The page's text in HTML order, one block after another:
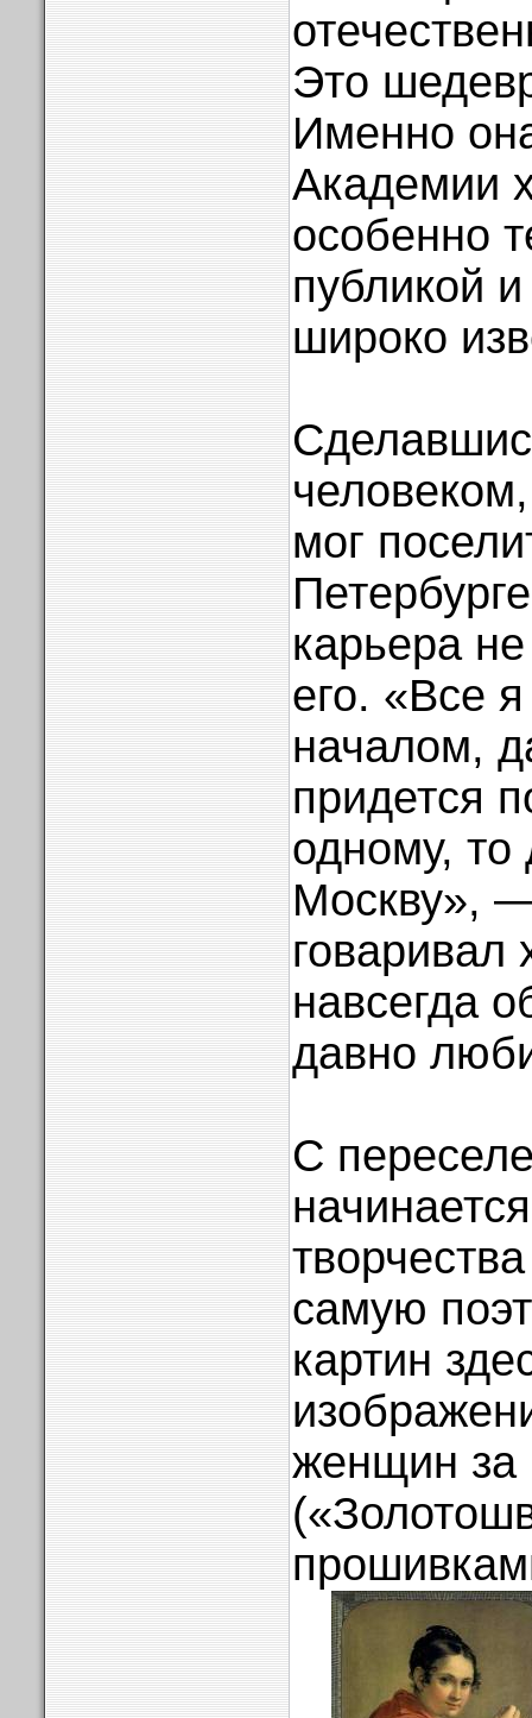
Это
Именно
Академии
особенно
публикой
широко
мог
карьера
его. «Все
началом,
придется
одному, то
Москву»,
говаривал
навсегда
давно
С
самую
картин
женщин за